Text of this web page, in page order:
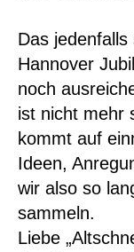
Das
Hannover
noch
ist nicht mehr
kommt auf
Ideen,
wir also so
sammeln.
Liebe